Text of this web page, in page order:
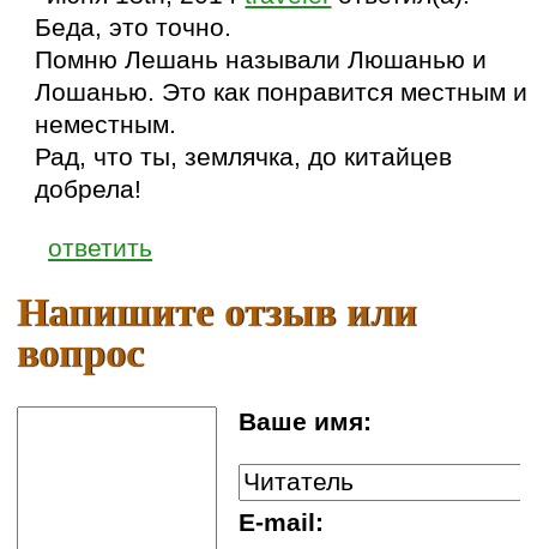
Беда, это точно.
Помню Лешань называли Люшанью и
Лошанью. Это как понравится местным и
неместным.
Рад, что ты, землячка, до китайцев
добрела!
ответить
Напишите отзыв или
вопрос
Ваше имя:
E-mail: